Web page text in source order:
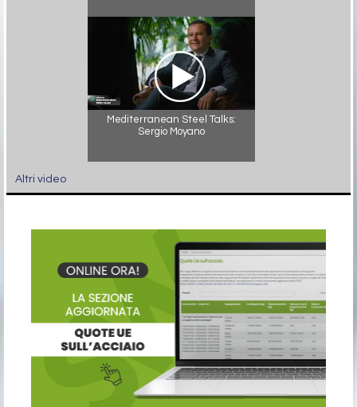
Mediterranean Steel Talks:
Sergio Moyano
Altri video